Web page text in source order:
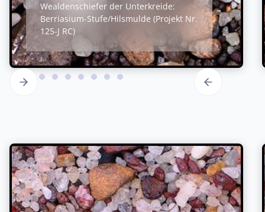
Wealdenschiefer der Unterkreide:
Berriasium-Stufe/Hilsmulde (Projekt Nr.
125-J RC)